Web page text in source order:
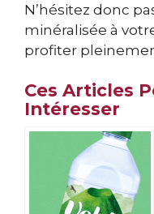
N’hésitez donc
minéralisée à
profiter
Ces Articles
Intéresser